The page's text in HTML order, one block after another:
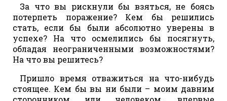
За что вы рискнули бы взяться, не боясь
потерпеть поражение? Кем бы решились
стать, если бы были абсолютно уверены в
успехе? На что осмелились бы посягнуть,
обладая неограниченными возможностями?
На что вы решитесь?
Пришло время отважиться на что-нибудь
стоящее. Кем бы вы ни были – моим давним